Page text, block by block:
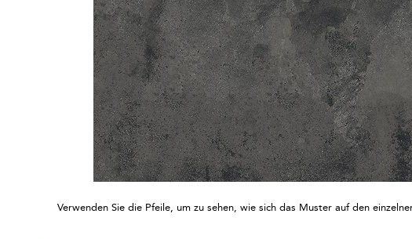
Verwenden Sie die Pfeile, um zu sehen, wie sich das Muster auf den